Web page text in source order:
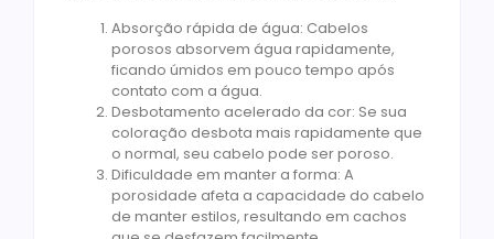
Absorção rápida de água: Cabelos
porosos absorvem água rapidamente,
ficando úmidos em pouco tempo após
contato com a água.
Desbotamento acelerado da cor: Se sua
coloração desbota mais rapidamente que
o normal, seu cabelo pode ser poroso.
Dificuldade em manter a forma: A
porosidade afeta a capacidade do cabelo
de manter estilos, resultando em cachos